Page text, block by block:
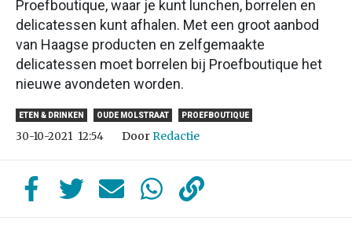
Proefboutique, waar je kunt lunchen, borrelen en
delicatessen kunt afhalen. Met een groot aanbod
van Haagse producten en zelfgemaakte
delicatessen moet borrelen bij Proefboutique het
nieuwe avondeten worden.
ETEN & DRINKEN OUDE MOLSTRAAT PROEFBOUTIQUE
30-10-2021 12:54 DoorRedactie